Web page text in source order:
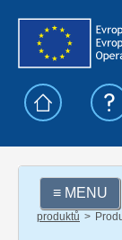
≡ MENU
produktů